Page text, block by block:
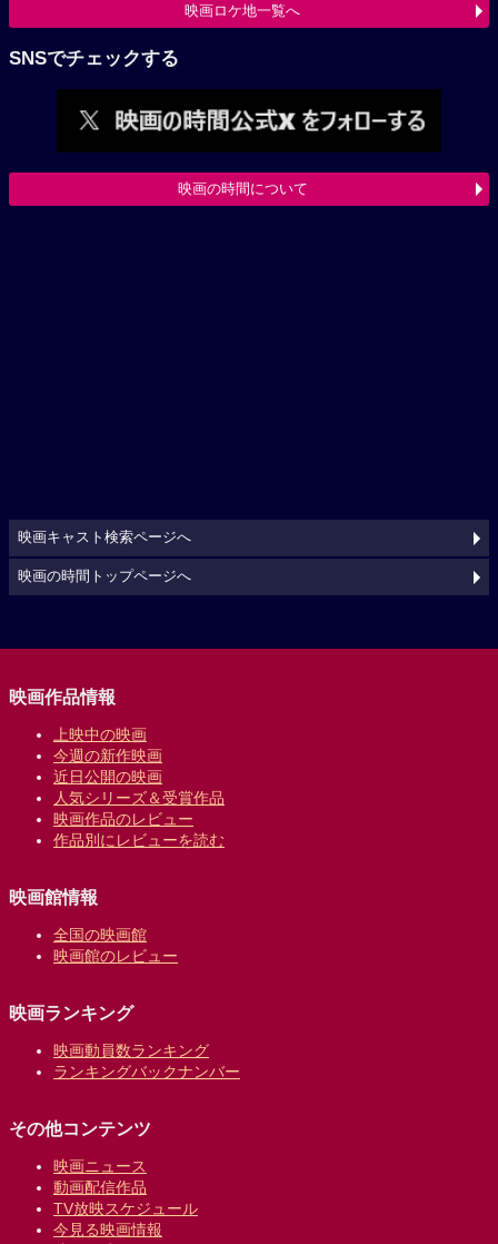
映画ロケ地一覧へ
SNSでチェックする
映画の時間について
映画キャスト検索ページへ
映画の時間トップページへ
映画作品情報
上映中の映画
今週の新作映画
近日公開の映画
人気シリーズ＆受賞作品
映画作品のレビュー
作品別にレビューを読む
映画館情報
全国の映画館
映画館のレビュー
映画ランキング
映画動員数ランキング
ランキングバックナンバー
その他コンテンツ
映画ニュース
動画配信作品
TV放映スケジュール
今見る映画情報